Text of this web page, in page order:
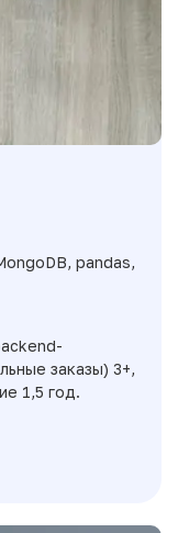
pandas,
заказы) 3+,
1,5 год.